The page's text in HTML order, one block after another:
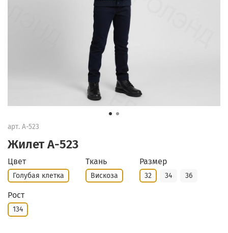
арт. А-523
Жилет А-523
Цвет
Голубая клетка
Ткань
Вискоза
Размер
32 34 36
Рост
134